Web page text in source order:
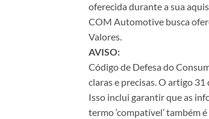
oferecida durante a sua
COM Automotive busca
Valores.
AVISO:
Código de Defesa do
claras e precisas. O artigo
Isso inclui garantir que as
termo ‘compatível’ também